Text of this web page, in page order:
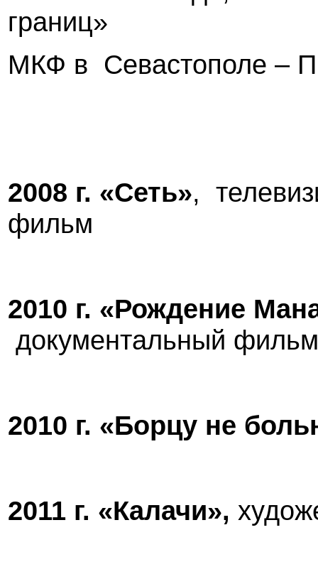
границ»
МКФ в Севастополе –
2008 г. «Сеть»,
фильм
2010 г. «Рождение
документальный фильм
2010 г. «Борцу не
2011 г. «Калачи»,